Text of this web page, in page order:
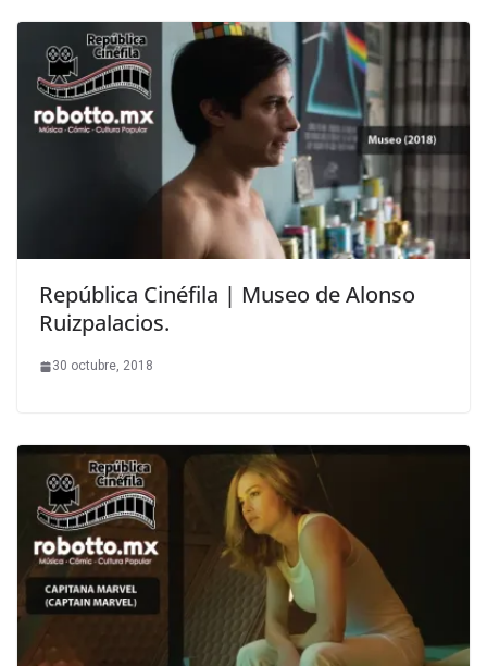
República Cinéfila | Museo de Alonso
Ruizpalacios.
30 octubre, 2018